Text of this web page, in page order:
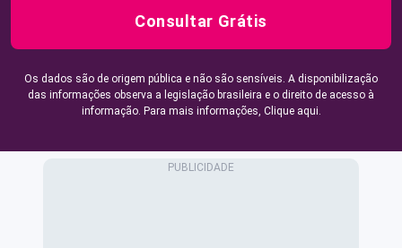
Consultar Grátis
Os dados são de origem pública e não são sensíveis. A disponibilização
das informações observa a legislação brasileira e o direito de acesso à
informação. Para mais informações, Clique aqui.